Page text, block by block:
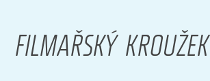
FILMAŘSKÝ KROUŽEK